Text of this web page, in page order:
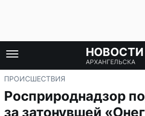
НОВОСТИ
АРХАНГЕЛЬСКА
ПРОИСШЕСТВИЯ
Росприроднадзор
за затонувшей